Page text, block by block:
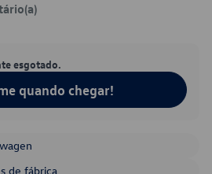
esgotado.
quando chegar!
de fábrica